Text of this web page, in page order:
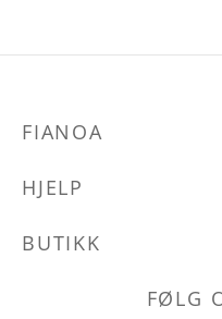
FIANOA
HJELP
BUTIKK
FØLG